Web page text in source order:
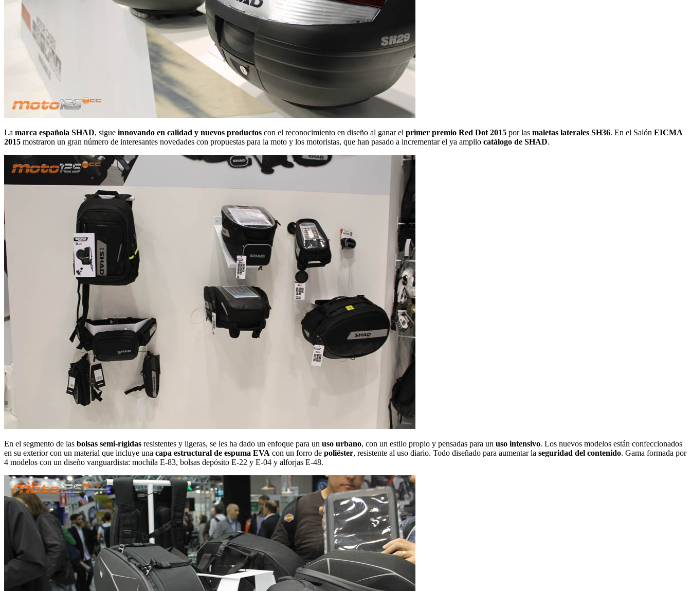
La marca española SHAD, sigue innovando en calidad y nuevos productos con el reconocimiento en diseño al ganar el primer premio Red Dot 2015 por las maletas laterales SH36. En el Salón EICMA
2015 mostraron un gran número de interesantes novedades con propuestas para la moto y los motoristas, que han pasado a incrementar el ya amplio catálogo de SHAD.
En el segmento de las bolsas semi-rígidas resistentes y ligeras, se les ha dado un enfoque para un uso urbano, con un estilo propio y pensadas para un uso intensivo. Los nuevos modelos están confeccionados
en su exterior con un material que incluye una capa estructural de espuma EVA con un forro de poliéster, resistente al uso diario. Todo diseñado para aumentar la seguridad del contenido. Gama formada por
4 modelos con un diseño vanguardista: mochila E-83, bolsas depósito E-22 y E-04 y alforjas E-48.